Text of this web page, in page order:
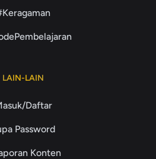
LAIN-LAIN
Daftar
Password
Konten